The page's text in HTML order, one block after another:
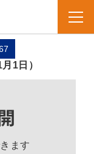
1日）
ます